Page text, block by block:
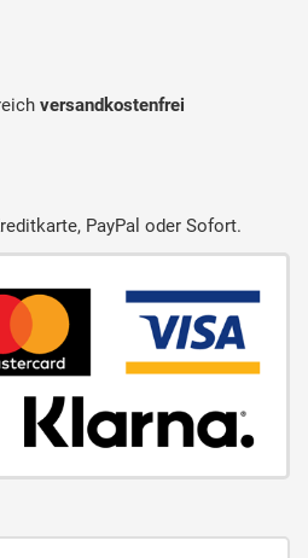
versandkostenfrei
PayPal oder Sofort.